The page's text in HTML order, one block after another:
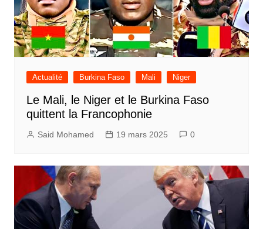
Actualité Burkina Faso Mali Niger
Le Mali, le Niger et le Burkina Faso
quittent la Francophonie
Said Mohamed 19 mars 2025 0